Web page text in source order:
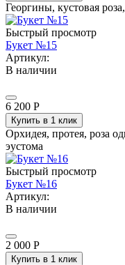
Георгины, кустовая
Быстрый просмотр
Букет №15
Артикул:
В наличии
6 200 Р
Купить в 1 клик
Орхидея, протея, роза
эустома
Быстрый просмотр
Букет №16
Артикул:
В наличии
2 000 Р
Купить в 1 клик